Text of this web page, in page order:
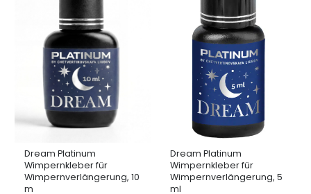
Dream Platinum
Wimpernkleber für
Wimpernverlängerung, 10
m
Dream Platinum
Wimpernkleber für
Wimpernverlängerung, 5
ml